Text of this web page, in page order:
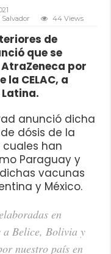
Salvador 44 Views
de
que se
por
CELAC, a
anunció dicha
dósis de la
han
Paraguay y
vacunas
y México.
en
a Belice, Bolivia y
nuestro país en